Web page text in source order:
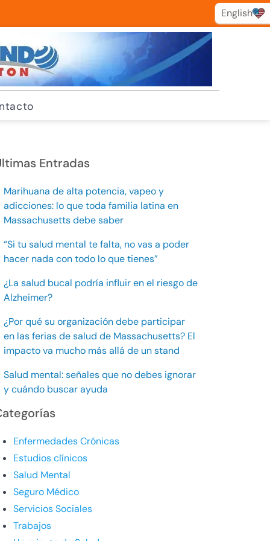
Entradas
Marihuana de alta potencia, vapeo y
adicciones: lo que toda familia latina en
Massachusetts debe saber
“Si tu salud mental te falta, no vas a poder
hacer nada con todo lo que tienes”
¿La salud bucal podría influir en el riesgo de
Alzheimer?
¿Por qué su organización debe participar
en las ferias de salud de Massachusetts? El
impacto va mucho más allá de un stand
Salud mental: señales que no debes ignorar
y cuándo buscar ayuda
Enfermedades Crónicas
Estudios clínicos
Salud Mental
Seguro Médico
Servicios Sociales
Trabajos
English
English